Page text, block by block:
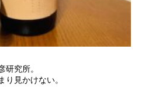
研究所。
り見かけない。